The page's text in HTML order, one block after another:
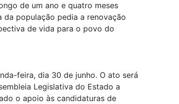
de um ano e quatro meses
da população pedia a renovação
de vida para o povo do
feira, dia 30 de junho. O ato será
Legislativa do Estado a
o apoio às candidaturas de